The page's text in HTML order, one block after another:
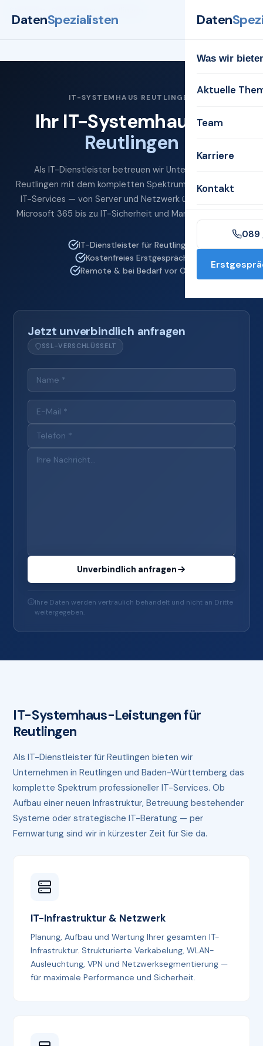
DatenSpezialisten Daten
Was wir
Aktuelle
Team
Karriere
Kontakt
089
IT-SYSTEMHAUS REUTLINGEN
Ihr IT-Systemhaus für
Reutlingen
Als IT-Dienstleister betreuen wir Unternehmen in
Reutlingen mit dem kompletten Spektrum professioneller
IT-Services — von Server und Netzwerk über Cloud und
Microsoft 365 bis zu IT-Sicherheit und Managed Services.
IT-Dienstleister für Reutlingen
Kostenfreies Erstgespräch
Remote & bei Bedarf vor Ort
Jetzt unverbindlich anfragen
SSL-VERSCHLÜSSELT
Unverbindlich anfragen
Ihre Daten werden vertraulich behandelt und nicht an Dritte
weitergegeben.
IT-Systemhaus-Leistungen für
Reutlingen
Als IT-Dienstleister für Reutlingen bieten wir
Unternehmen in Reutlingen und Baden-Württemberg das
komplette Spektrum professioneller IT-Services. Ob
Aufbau einer neuen Infrastruktur, Betreuung bestehender
Systeme oder strategische IT-Beratung — per
Fernwartung sind wir in kürzester Zeit für Sie da.
IT-Infrastruktur & Netzwerk
Planung, Aufbau und Wartung Ihrer gesamten IT-
Infrastruktur. Strukturierte Verkabelung, WLAN-
Ausleuchtung, VPN und Netzwerksegmentierung —
für maximale Performance und Sicherheit.